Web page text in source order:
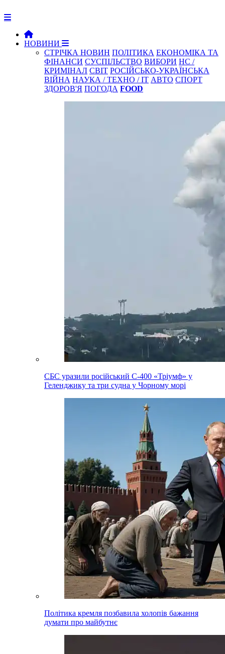
НОВИНИ
СТРІЧКА НОВИН ПОЛІТИКА ЕКОНОМІКА ТА
ФІНАНСИ СУСПІЛЬСТВО ВИБОРИ НС /
КРИМІНАЛ СВІТ РОСІЙСЬКО-УКРАЇНСЬКА
ВІЙНА НАУКА / ТЕХНО / IT АВТО СПОРТ
ЗДОРОВ'Я ПОГОДА FOOD
СБС уразили російський С-400 «Тріумф» у
Геленджику та три судна у Чорному морі
Політика кремля позбавила холопів бажання
думати про майбутнє